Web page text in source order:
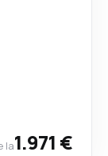
la1.971 €